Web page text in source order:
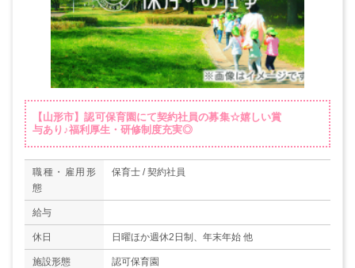
【山形市】認可保育園にて契約社員の募集☆嬉しい賞
与あり♪福利厚生・研修制度充実◎
職種・雇用形
態
保育士 / 契約社員
給与
休日 日曜ほか週休2日制、年末年始 他
施設形態 認可保育園